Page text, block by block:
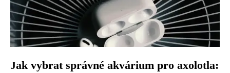
Jak vybrat správné akvárium pro axolotla: